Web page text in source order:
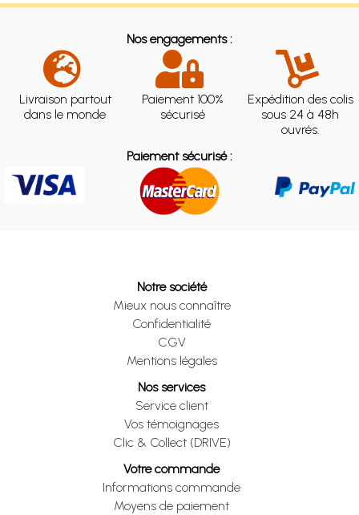
Nos engagements :
Livraison partout
dans le monde
Paiement 100%
sécurisé
Expédition des colis
sous 24 à 48h
ouvrés.
Paiement sécurisé :
Notre société
Mieux nous connaître
Confidentialité
CGV
Mentions légales
Nos services
Service client
Vos témoignages
Clic & Collect (DRIVE)
Votre commande
Informations commande
Moyens de paiement